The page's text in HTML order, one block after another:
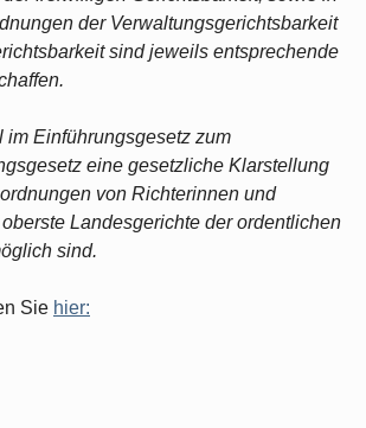
der Verwaltungsgerichtsbarkeit
sind jeweils entsprechende
im Einführungsgesetz zum
eine gesetzliche Klarstellung
von Richterinnen und
Landesgerichte der ordentlichen
sind.
Sie hier: